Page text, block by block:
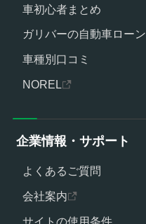
車初心者まとめ
ガリバーの自動車ローン
車種別口コミ
NOREL
企業情報・サポート
よくあるご質問
会社案内
サイトの使用条件